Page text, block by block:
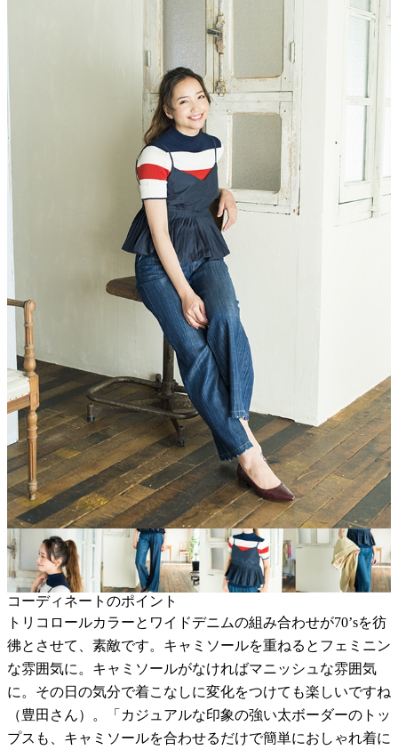
コーディネートのポイント
トリコロールカラーとワイドデニムの組み合わせが70’sを彷
彿とさせて、素敵です。キャミソールを重ねるとフェミニン
な雰囲気に。キャミソールがなければマニッシュな雰囲気
に。その日の気分で着こなしに変化をつけても楽しいですね
（豊田さん）。「カジュアルな印象の強い太ボーダーのトッ
プスも、キャミソールを合わせるだけで簡単におしゃれ着に